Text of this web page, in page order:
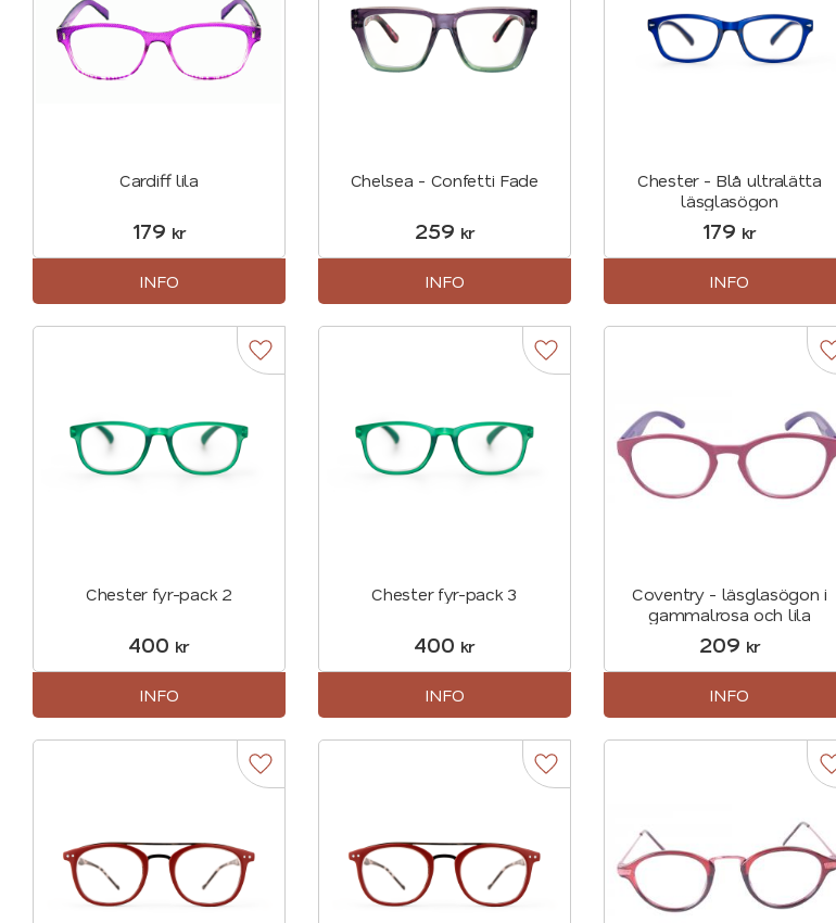
Cardiff lila
179 kr
INFO
Chelsea - Confetti Fade
259 kr
INFO
Chester - Blå ultralätta
läsglasögon
179 kr
INFO
Chester fyr-pack 2
400 kr
Lägg till i favoriter
INFO
Chester fyr-pack 3
400 kr
Lägg till i favoriter
INFO
Coventry - läsglasögon i
gammalrosa och lila
209 kr
INFO
Lägg till i favoriter Lägg till i favoriter